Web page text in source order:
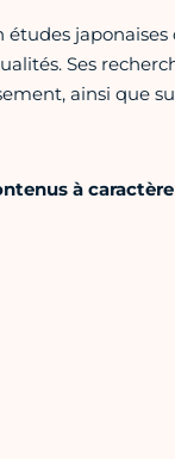
études japonaises
Ses
ainsi que
à